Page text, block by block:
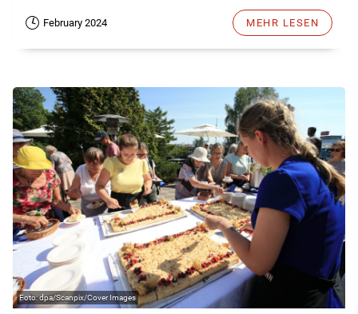
February 2024 MEHR LESEN
dpa/Scanpix/Cover Images